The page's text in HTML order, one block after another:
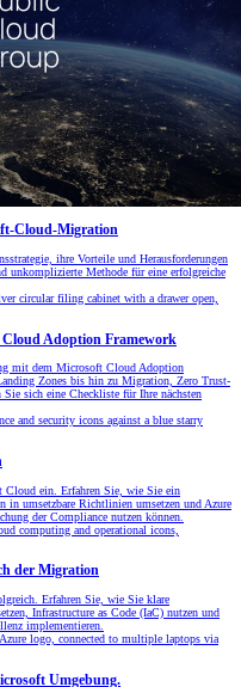
Cloud-Migration
ihre Vorteile und Herausforderungen
unkomplizierte Methode für eine erfolgreiche
Adoption Framework
mit dem Microsoft Cloud Adoption
Zones bis hin zu Migration, Zero Trust-
sich eine Checkliste für Ihre nächsten
Cloud ein. Erfahren Sie, wie Sie ein
in umsetzbare Richtlinien umsetzen und Azure
der Compliance nutzen können.
der Migration
Erfahren Sie, wie Sie klare
Infrastructure as Code (IaC) nutzen und
implementieren.
Umgebung.